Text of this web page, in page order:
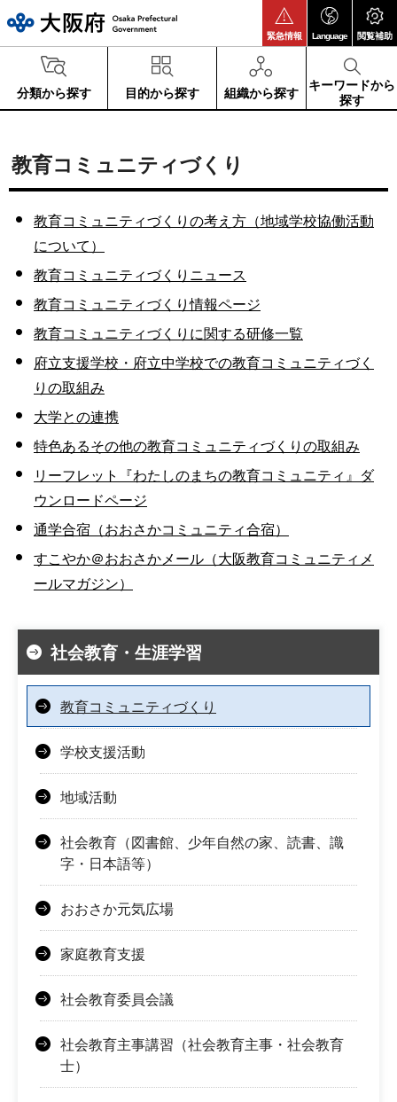
緊急情報 Language 閲覧補助
分類から探す 目的から探す 組織から探す
キーワードから
探す
教育コミュニティづくり
教育コミュニティづくりの考え方（地域学校協働活動
について）
教育コミュニティづくりニュース
教育コミュニティづくり情報ページ
教育コミュニティづくりに関する研修一覧
府立支援学校・府立中学校での教育コミュニティづく
りの取組み
大学との連携
特色あるその他の教育コミュニティづくりの取組み
リーフレット『わたしのまちの教育コミュニティ』ダ
ウンロードページ
通学合宿（おおさかコミュニティ合宿）
すこやか＠おおさかメール（大阪教育コミュニティメ
ールマガジン）
社会教育・生涯学習
教育コミュニティづくり
学校支援活動
地域活動
社会教育（図書館、少年自然の家、読書、識
字・日本語等）
おおさか元気広場
家庭教育支援
社会教育委員会議
社会教育主事講習（社会教育主事・社会教育
士）